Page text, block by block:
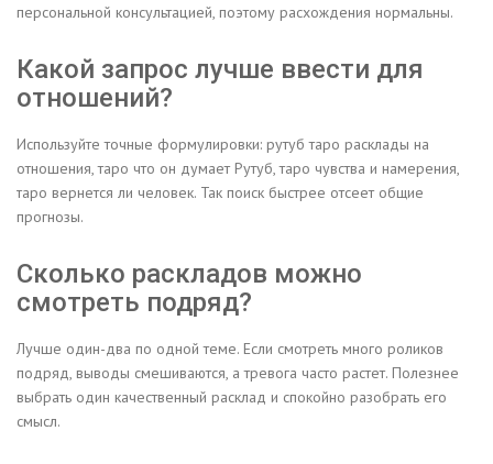
персональной консультацией, поэтому расхождения нормальны.
Какой запрос лучше ввести для
отношений?
Используйте точные формулировки: рутуб таро расклады на
отношения, таро что он думает Рутуб, таро чувства и намерения,
таро вернется ли человек. Так поиск быстрее отсеет общие
прогнозы.
Сколько раскладов можно
смотреть подряд?
Лучше один-два по одной теме. Если смотреть много роликов
подряд, выводы смешиваются, а тревога часто растет. Полезнее
выбрать один качественный расклад и спокойно разобрать его
смысл.